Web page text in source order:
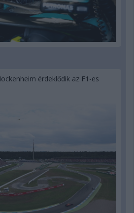
érdeklődik az F1-es